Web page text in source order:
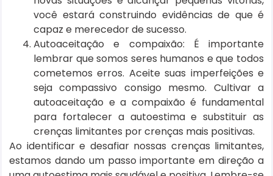
você estará construindo evidências de que é
capaz e merecedor de sucesso.
Autoaceitação e compaixão: É importante
lembrar que somos seres humanos e que todos
cometemos erros. Aceite suas imperfeições e
seja compassivo consigo mesmo. Cultivar a
autoaceitação e a compaixão é fundamental
para fortalecer a autoestima e substituir as
crenças limitantes por crenças mais positivas.
Ao identificar e desafiar nossas crenças limitantes,
estamos dando um passo importante em direção a